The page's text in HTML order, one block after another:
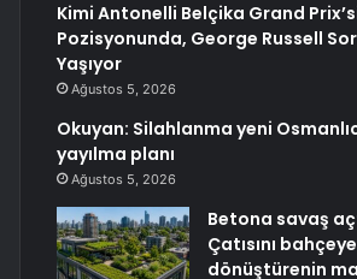
Kimi Antonelli Belçika Grand
Pozisyonunda, George Russell
Yaşıyor
Ağustos 5, 2026
Okuyan: Silahlanma yeni
yayılma planı
Ağustos 5, 2026
Betona savaş
Çatısını bahçeye
dönüştürenin